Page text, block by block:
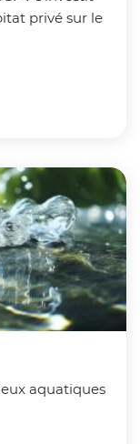
privé sur le
aquatiques